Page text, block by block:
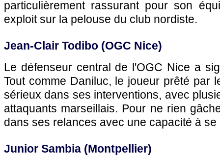
particulièrement rassurant pour son
exploit sur la pelouse du club nordiste.
Jean-Clair Todibo (OGC Nice)
Le défenseur central de l'OGC Nice a
Tout comme Daniluc, le joueur prêté par
sérieux dans ses interventions, avec
attaquants marseillais. Pour ne rien
dans ses relances avec une capacité à se
Junior Sambia (Montpellier)